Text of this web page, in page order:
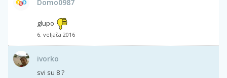
Domo0987
glupo
6. veljača 2016
ivorko
svi su 8 ?